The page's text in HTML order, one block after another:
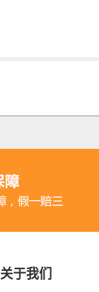
关于我们